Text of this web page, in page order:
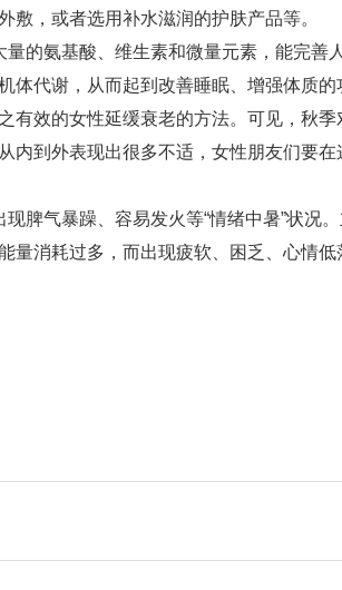
，或者选用补水滋润的护肤产品等。
的氨基酸、维生素和微量元素，能完善
体代谢，从而起到改善睡眠、增强体质
效的女性延缓衰老的方法。可见，秋季
内到外表现出很多不适，女性朋友们要在
脾气暴躁、容易发火等“情绪中暑”状况
消耗过多，而出现疲软、困乏、心情低